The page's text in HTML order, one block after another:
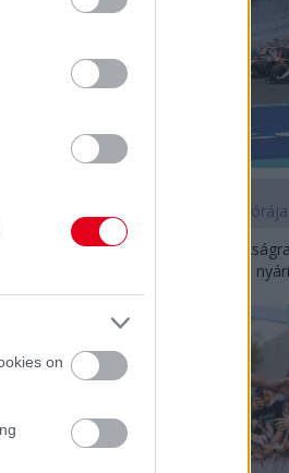
on
21 órája
Kerékpáros
Bottas az F1-es